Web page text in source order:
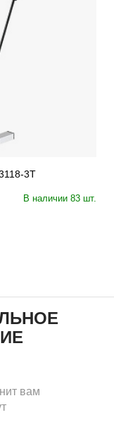
3118-3T
В наличии 83 шт.
вам